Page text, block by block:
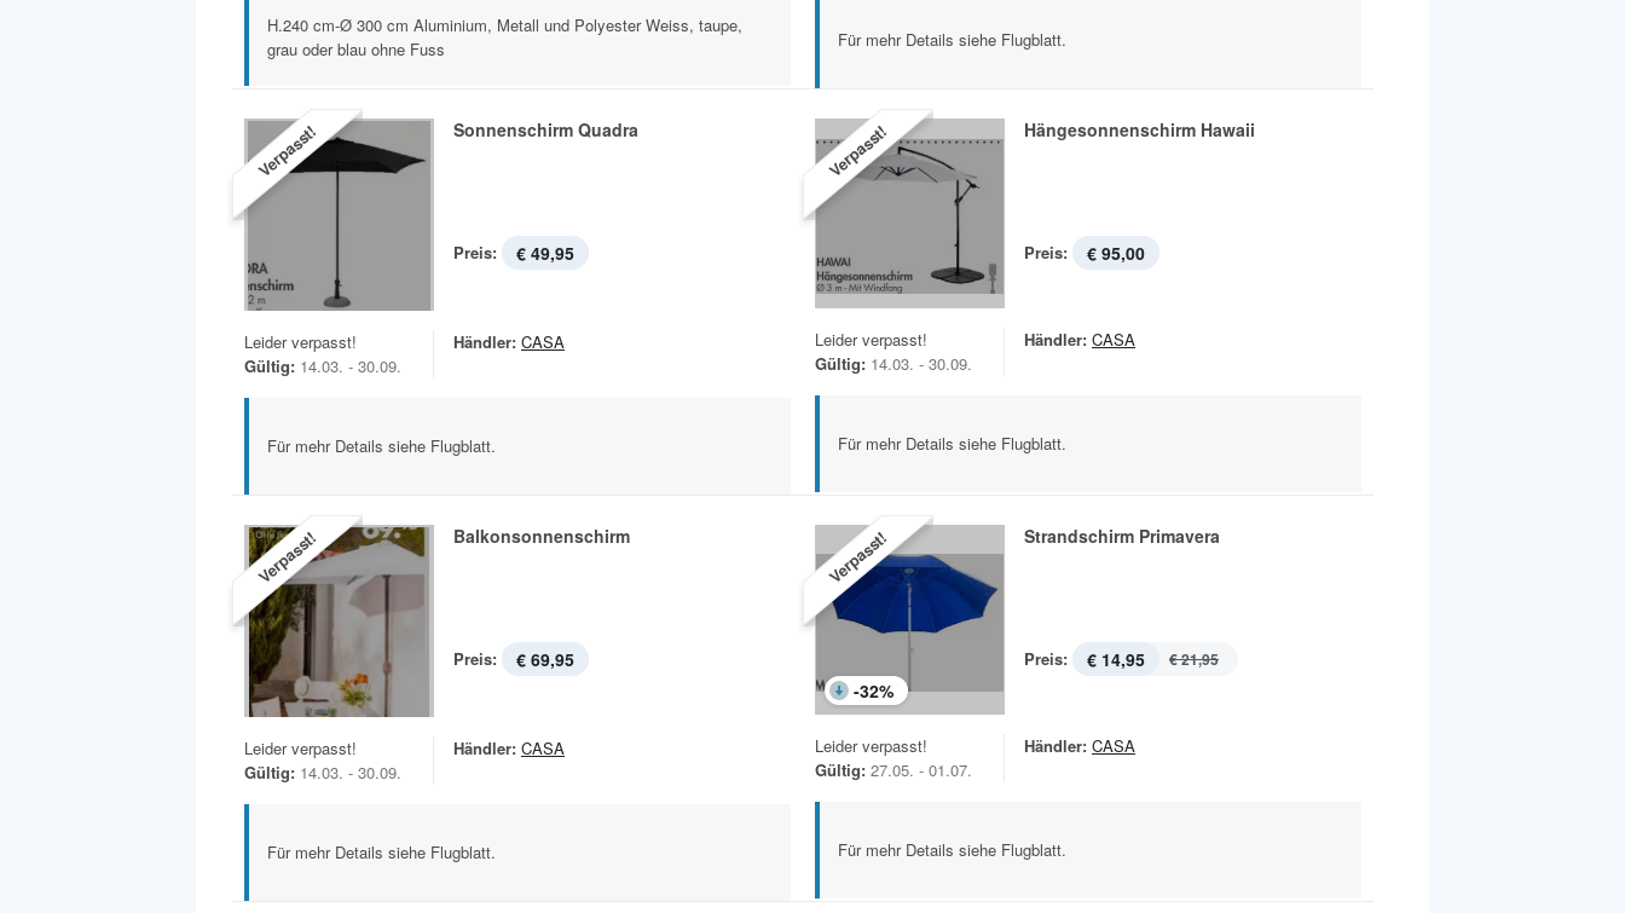
H.240 cm-Ø 300 cm Aluminium, Metall und Polyester Weiss, taupe,
grau oder blau ohne Fuss
Für mehr Details siehe Flugblatt.
Verpasst! Sonnenschirm Quadra
Preis: € 49,95
Leider verpasst!
Gültig: 14.03. - 30.09.
Händler: CASA
Für mehr Details siehe Flugblatt.
Verpasst! Hängesonnenschirm Hawaii
Preis: € 95,00
Leider verpasst!
Gültig: 14.03. - 30.09.
Händler: CASA
Für mehr Details siehe Flugblatt.
Verpasst! Balkonsonnenschirm
Preis: € 69,95
Leider verpasst!
Gültig: 14.03. - 30.09.
Händler: CASA
Für mehr Details siehe Flugblatt.
Verpasst!
-32%
Strandschirm Primavera
Preis: € 14,95 € 21,95
Leider verpasst!
Gültig: 27.05. - 01.07.
Händler: CASA
Für mehr Details siehe Flugblatt.